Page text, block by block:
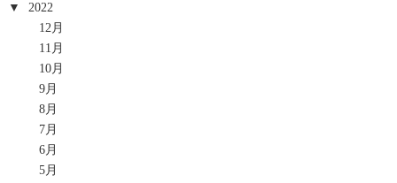
2022
12月
11月
10月
9月
8月
7月
6月
5月